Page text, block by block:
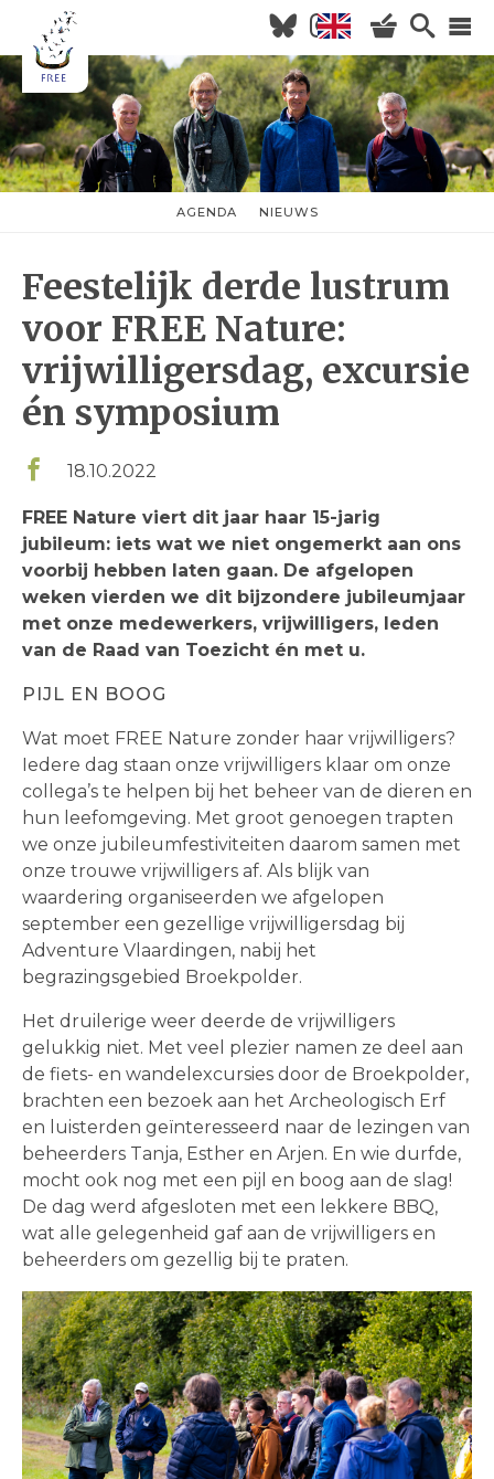
Overslaan
naar
de
inhoud
gaan
Hoofdnavigatie
HOME
NIEUWS
KOM KIJKEN
WILDERNISVLEES
nieuwsmenuAGENDA NIEUWS
Feestelijk derde lustrum
voor FREE Nature:
vrijwilligersdag, excursie
én symposium
18.10.2022
FREE Nature viert dit jaar haar 15-jarig
jubileum: iets wat we niet ongemerkt aan ons
voorbij hebben laten gaan. De afgelopen
weken vierden we dit bijzondere jubileumjaar
met onze medewerkers, vrijwilligers, leden
van de Raad van Toezicht én met u.
PIJL EN BOOG
Wat moet FREE Nature zonder haar vrijwilligers?
Iedere dag staan onze vrijwilligers klaar om onze
collega’s te helpen bij het beheer van de dieren en
hun leefomgeving. Met groot genoegen trapten
we onze jubileumfestiviteiten daarom samen met
onze trouwe vrijwilligers af. Als blijk van
waardering organiseerden we afgelopen
september een gezellige vrijwilligersdag bij
Adventure Vlaardingen, nabij het
begrazingsgebied Broekpolder.
Het druilerige weer deerde de vrijwilligers
gelukkig niet. Met veel plezier namen ze deel aan
de fiets- en wandelexcursies door de Broekpolder,
brachten een bezoek aan het Archeologisch Erf
en luisterden geïnteresseerd naar de lezingen van
beheerders Tanja, Esther en Arjen. En wie durfde,
mocht ook nog met een pijl en boog aan de slag!
De dag werd afgesloten met een lekkere BBQ,
wat alle gelegenheid gaf aan de vrijwilligers en
beheerders om gezellig bij te praten.